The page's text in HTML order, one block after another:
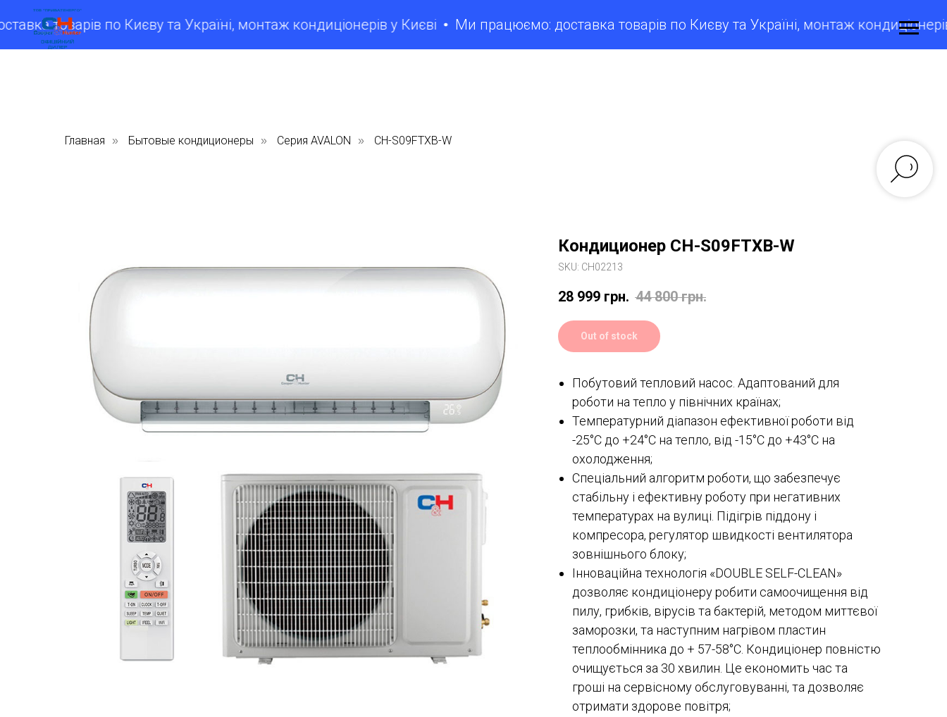
товарів по Києву та Україні, монтаж кондиціонерів у Києві Ми працюємо: доставка товарів по Києву та Україні, монтаж кондиціонерів у
Главная » Бытовые кондиционеры » Серия AVALON » CH-S09FTXB-W
Кондиционер CH-S09FTXB-W
SKU: CH02213
28 999 грн. 44 800 грн.
Out of stock
Побутовий тепловий насос. Адаптований для
роботи на тепло у північних країнах;
Температурний діапазон ефективної роботи від
-25°C до +24°C на тепло, від -15°C до +43°C на
охолодження;
Спеціальний алгоритм роботи, що забезпечує
стабільну і ефективну роботу при негативних
температурах на вулиці. Підігрів піддону і
компресора, регулятор швидкості вентилятора
зовнішнього блоку;
Інноваційна технологія «DOUBLE SELF-CLEAN»
дозволяє кондиціонеру робити самоочищення від
пилу, грибків, вірусів та бактерій, методом миттєвої
заморозки, та наступним нагрівом пластин
теплообмінника до + 57-58°C. Кондиціонер повністю
очищується за 30 хвилин. Це економить час та
гроші на сервісному обслуговуванні, та дозволяє
отримати здорове повітря;